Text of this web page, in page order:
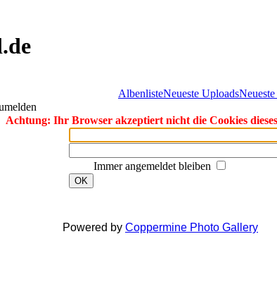
AlbenlisteNeueste Uploads
Achtung: Ihr Browser akzeptiert nicht die Cookies
Immer angemeldet bleiben
OK
Powered by Coppermine Photo Gallery